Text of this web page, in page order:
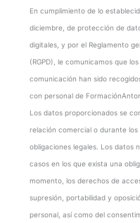
C
o
n
s
e
n
t
i
m
i
e
n
t
En cumplimiento de lo
diciembre, de protección de
digitales, y por el Reglamento
(RGPD), le comunicamos que
comunicación han sido
con personal de
Los datos proporcionados se
relación comercial o durante
obligaciones legales. Los datos
casos en los que exista una
momento, los derechos de
supresión, portabilidad y
personal, así como del